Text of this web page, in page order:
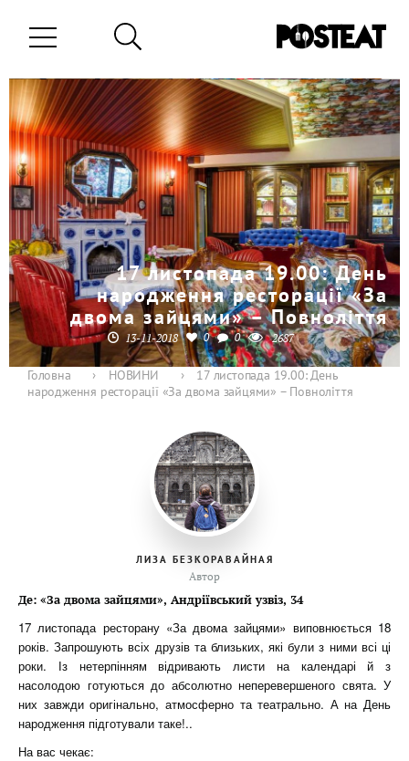
17 листопада 19.00: День
народження ресторації «За
двома зайцями» – Повноліття
13-11-2018 0 0 2687
Головна › НОВИНИ ›
17 листопада 19.00: День
народження ресторації «За двома зайцями» – Повноліття
ЛИЗА БЕЗКОРАВАЙНАЯ
Автор
Де: «За двома зайцями», Андріївський узвіз, 34
17 листопада ресторану «За двома зайцями» виповнюється 18
років. Запрошують всіх друзів та близьких, які були з ними всі ці
роки. Із нетерпінням відривають листи на календарі й з
насолодою готуються до абсолютно неперевершеного свята. У
них завжди оригінально, атмосферно та театрально. А на День
народження підготували таке!..
На вас чекає: